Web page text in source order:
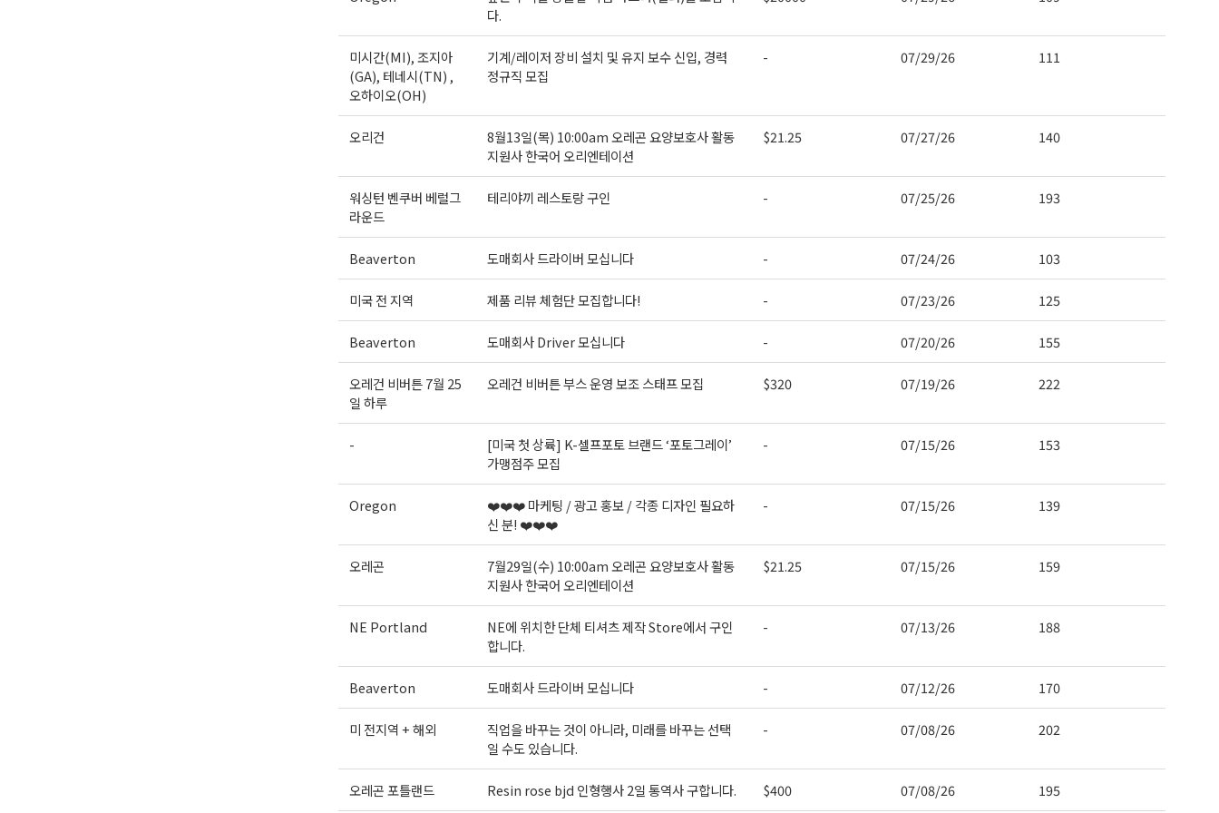
다.
미시간(MI), 조지아
(GA), 테네시(TN) ,
오하이오(OH)
기계/레이저 장비 설치 및 유지 보수 신입, 경력
정규직 모집
- 07/29/26 111
오리건
8월13일(목) 10:00am 오레곤 요양보호사 활동
지원사 한국어 오리엔테이션
$21.25 07/27/26 140
워싱턴 벤쿠버 베럴그
라운드
테리야끼 레스토랑 구인 - 07/25/26 193
Beaverton 도매회사 드라이버 모십니다 - 07/24/26 103
미국 전 지역 제품 리뷰 체험단 모집합니다! - 07/23/26 125
Beaverton 도매회사 Driver 모십니다 - 07/20/26 155
오레건 비버튼 7월 25
일 하루
오레건 비버튼 부스 운영 보조 스태프 모집 $320 07/19/26 222
-
[미국 첫 상륙] K-셀프포토 브랜드 ‘포토그레이’
가맹점주 모집
- 07/15/26 153
Oregon
❤️❤️❤️ 마케팅 / 광고 홍보 / 각종 디자인 필요하
신 분! ❤️❤️❤️
- 07/15/26 139
오레곤
7월29일(수) 10:00am 오레곤 요양보호사 활동
지원사 한국어 오리엔테이션
$21.25 07/15/26 159
NE Portland
NE에 위치한 단체 티셔츠 제작 Store에서 구인
합니다.
- 07/13/26 188
Beaverton 도매회사 드라이버 모십니다 - 07/12/26 170
미 전지역 + 해외
직업을 바꾸는 것이 아니라, 미래를 바꾸는 선택
일 수도 있습니다.
- 07/08/26 202
오레곤 포틀랜드 Resin rose bjd 인형행사 2일 통역사 구합니다. $400 07/08/26 195